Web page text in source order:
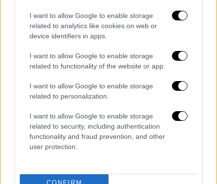
I want to allow Google to enable storage
related to analytics like cookies on web or
device identifiers in apps.
I want to allow Google to enable storage
related to functionality of the website or app.
I want to allow Google to enable storage
related to personalization.
I want to allow Google to enable storage
related to security, including authentication
functionality and fraud prevention, and other
user protection.
CONFIRM
Ώρα Ελλάδος...|05.08.2026 13:36
Ώρα Ελλάδος 05/08/2026
Κεντρικό...|05.08.2026 19:49